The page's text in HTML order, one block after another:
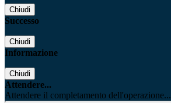
Chiudi
Successo
Chiudi
Informazione
Chiudi
Attendere...
Attendere il completamento dell'operazione...